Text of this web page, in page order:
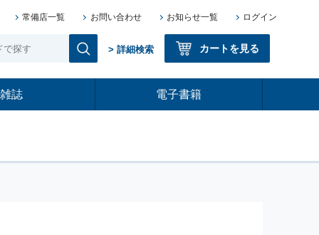
常備店一覧 お問い合わせ お知らせ一覧 ログイン
> 詳細検索 カートを見る
雑誌 電子書籍